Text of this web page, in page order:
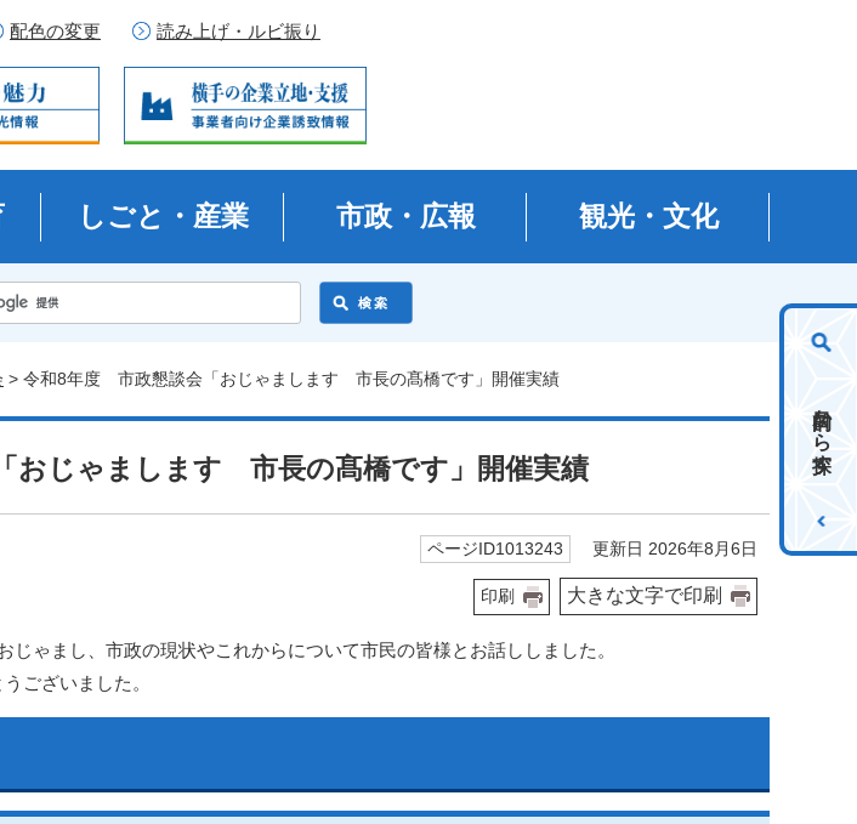
配色の変更 読み上げ・ルビ振り
しごと・産業 市政・広報 観光・文化
目的から探す
> 令和8年度 市政懇談会「おじゃまします 市長の髙橋です」開催実績
おじゃまします 市長の髙橋です」開催実績
ページID1013243 更新日 2026年8月6日
印刷 大きな文字で印刷
じゃまし、市政の現状やこれからについて市民の皆様とお話ししました。
ございました。